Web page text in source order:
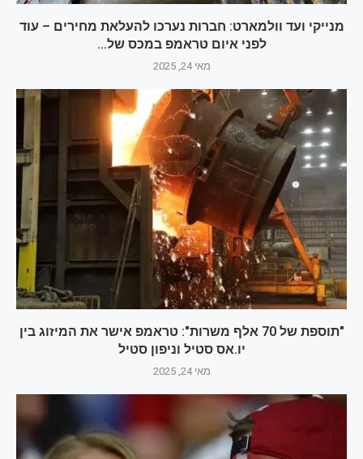
מנייקי ועד וולמארט: חברות נערכו להעלאת מחירים – עוד
לפני איום טראמפ במכס של...
מאי 24, 2025
"תוספת של 70 אלף משרות": טראמפ אישר את המיזוג בין
יו.אס סטיל וניפון סטיל
מאי 24, 2025